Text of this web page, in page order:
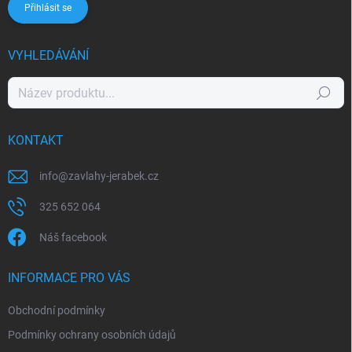
Přihlásit se
VYHLEDÁVÁNÍ
Hledat
KONTAKT
info@zavlahy-jerabek.cz
325 652 064
Náš facebook
INFORMACE PRO VÁS
Obchodní podmínky
Podmínky ochrany osobních údajů